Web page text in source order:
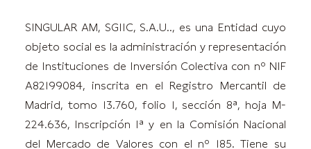
Información corporativa
Contacto
SINGULAR AM, SGIIC, S.A.U.., es una Entidad cuyo
objeto social es la administración y representación
de Instituciones de Inversión Colectiva con nº NIF
A82199084, inscrita en el Registro Mercantil de
Madrid, tomo 13.760, folio 1, sección 8ª, hoja M-
224.636, Inscripción Iª y en la Comisión Nacional
del Mercado de Valores con el nº 185. Tiene su